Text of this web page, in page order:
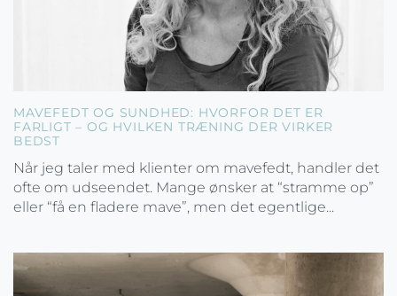
MAVEFEDT OG SUNDHED: HVORFOR DET ER
FARLIGT – OG HVILKEN TRÆNING DER VIRKER
BEDST
Når jeg taler med klienter om mavefedt, handler det
ofte om udseendet. Mange ønsker at “stramme op”
eller “få en fladere mave”, men det egentlige...